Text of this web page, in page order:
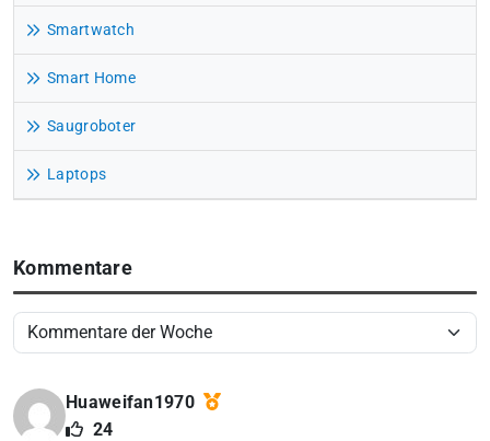
Smartwatch
Smart Home
Saugroboter
Laptops
Kommentare
Huaweifan1970
24